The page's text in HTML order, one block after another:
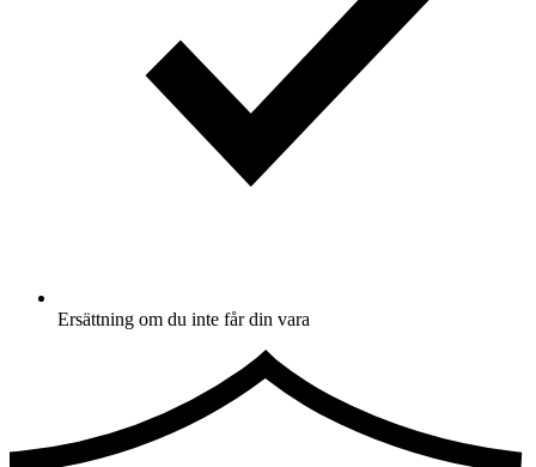
Ersättning om du inte får din vara